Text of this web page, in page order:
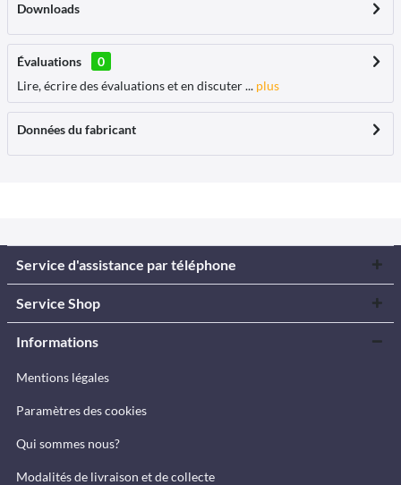
Downloads
Évaluations
0
Lire, écrire des évaluations et en discuter ... plus
Données du fabricant
Service d'assistance par téléphone
Service Shop
Informations
Mentions légales
Paramètres des cookies
Qui sommes nous?
Modalités de livraison et de collecte